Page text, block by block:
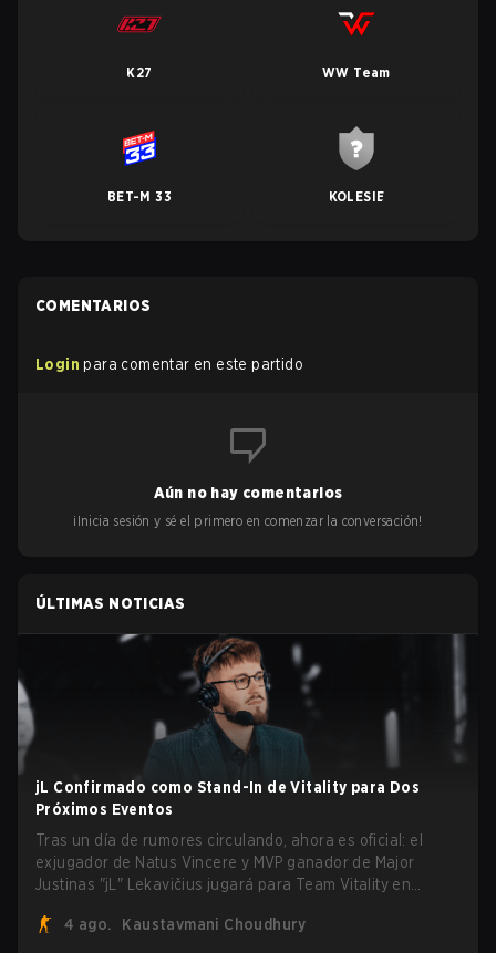
K27 WW Team
BET-M 33 KOLESIE
COMENTARIOS
Login para comentar en este partido
Aún no hay comentarios
¡Inicia sesión y sé el primero en comenzar la conversación!
ÚLTIMAS NOTICIAS
jL Confirmado como Stand-In de Vitality para Dos
Próximos Eventos
Tras un día de rumores circulando, ahora es oficial: el
exjugador de Natus Vincere y MVP ganador de Major
Justinas "jL" Lekavičius jugará para Team Vitality en
lituano dio la noticia él mismo en stream, bromeando:
4 ago. Kaustavmani Choudhury